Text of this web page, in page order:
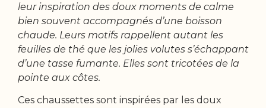
leur inspiration des doux moments de calme
bien souvent accompagnés d’une boisson
chaude. Leurs motifs rappellent autant les
feuilles de thé que les jolies volutes s’échappant
d’une tasse fumante. Elles sont tricotées de la
pointe aux côtes.
Ces chaussettes sont inspirées par les doux